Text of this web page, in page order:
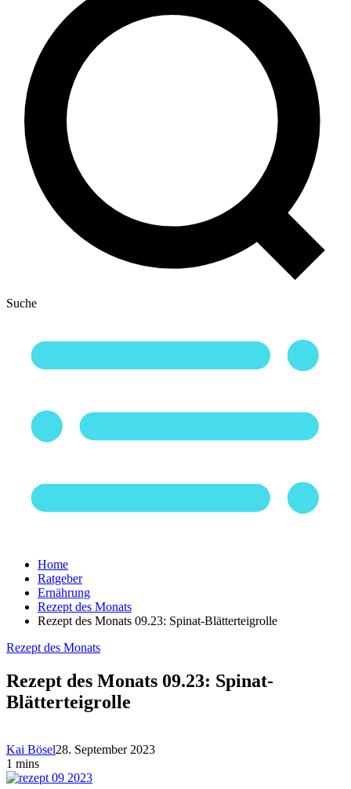
Suche
Home
Ratgeber
Ernährung
Rezept des Monats
Rezept des Monats 09.23: Spinat-Blätterteigrolle
Rezept des Monats
Rezept des Monats 09.23: Spinat-
Blätterteigrolle
Kai Bösel28. September 2023
1 mins